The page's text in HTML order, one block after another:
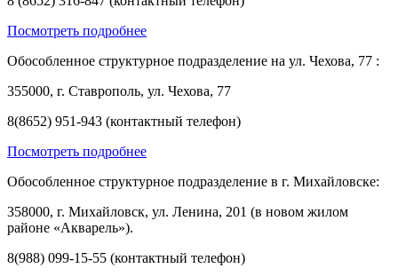
Посмотреть подробнее
Обособленное структурное подразделение на ул. Чехова, 77 :
355000, г. Ставрополь, ул. Чехова, 77
8(8652) 951-943 (контактный телефон)
Посмотреть подробнее
Обособленное структурное подразделение в г. Михайловске:
358000, г. Михайловск, ул. Ленина, 201 (в новом жилом
районе «Акварель»).
8(988) 099-15-55 (контактный телефон)